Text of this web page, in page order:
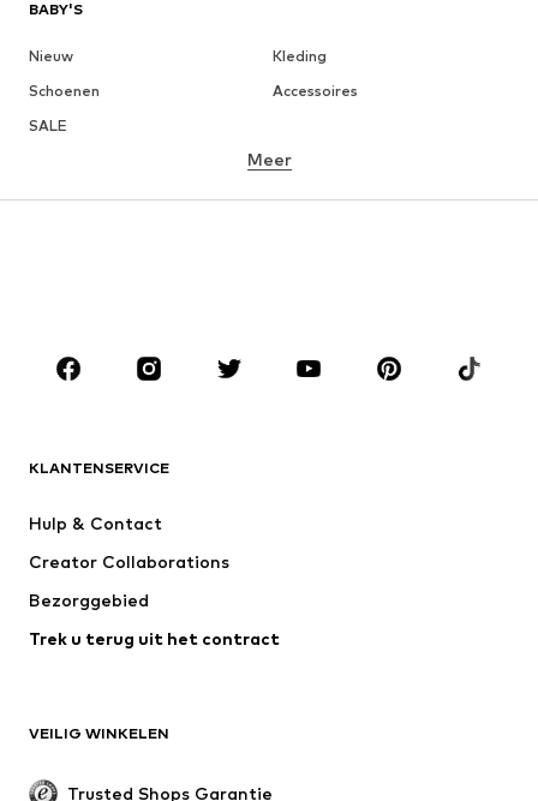
BABY'S
Nieuw
Kleding
Schoenen
Accessoires
SALE
MERKEN
NAME IT
WE Fashion
Meer
KLANTENSERVICE
Hulp & Contact
Creator Collaborations
Bezorggebied
Trek u terug uit het contract
VEILIG WINKELEN
Trusted Shops Garantie